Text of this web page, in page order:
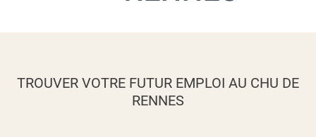
TROUVER VOTRE FUTUR EMPLOI AU CHU DE
RENNES